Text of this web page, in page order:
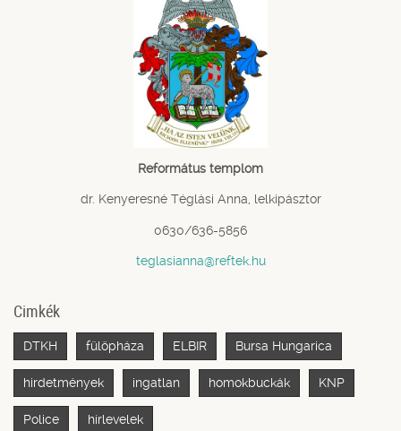
Református templom
dr. Kenyeresné Téglási Anna, lelkipásztor
0630/636-5856
teglasianna@reftek.hu
Cimkék
DTKH fülöpháza ELBIR Bursa Hungarica
hirdetmények ingatlan homokbuckák KNP
Police hírlevelek